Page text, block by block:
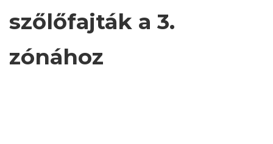
szőlőfajták a 3.
zónához